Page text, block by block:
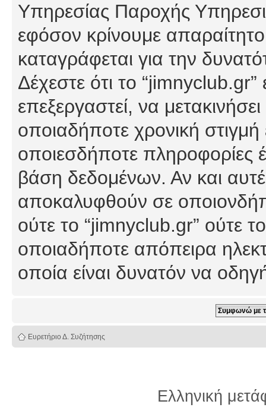
Υπηρεσίας Παροχής
εφόσον κρίνουμε
καταγράφεται για την
Δέχεστε ότι το
επεξεργαστεί, να
οποιαδήποτε χρονική στιγμή
οποιεσδήποτε πληροφορίες
βάση δεδομένων. Αν και
αποκαλυφθούν σε
ούτε το “jimnyclub.gr” ούτε
οποιαδήποτε απόπειρα
οποία είναι δυνατόν να
Ευρετήριο Δ. Συζήτησης
Ελληνική